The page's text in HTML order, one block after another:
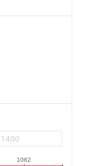
1062